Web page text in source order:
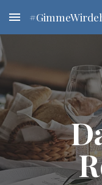
Skip to main content